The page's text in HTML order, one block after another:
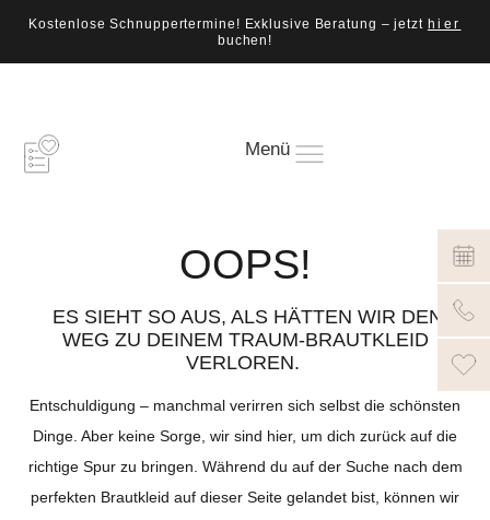
Kostenlose Schnuppertermine! Exklusive Beratung – jetzt hier
buchen!
Menü
OOPS!
ES SIEHT SO AUS, ALS HÄTTEN WIR DEN
WEG ZU DEINEM TRAUM-BRAUTKLEID
VERLOREN.
Entschuldigung – manchmal verirren sich selbst die schönsten
Dinge. Aber keine Sorge, wir sind hier, um dich zurück auf die
richtige Spur zu bringen. Während du auf der Suche nach dem
perfekten Brautkleid auf dieser Seite gelandet bist, können wir